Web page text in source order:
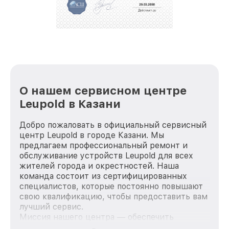
репутацию. Мы постоянно совершенствуемся и
О нашем сервисном центре
Leupold в Казани
Добро пожаловать в официальный сервисный
центр Leupold в городе Казани. Мы
предлагаем профессиональный ремонт и
обслуживание устройств Leupold для всех
жителей города и окрестностей. Наша
команда состоит из сертифицированных
специалистов, которые постоянно повышают
свою квалификацию, чтобы предоставить вам
лучший сервис.
Миссия нашего центра — обеспечить
качественный и доступный ремонт для